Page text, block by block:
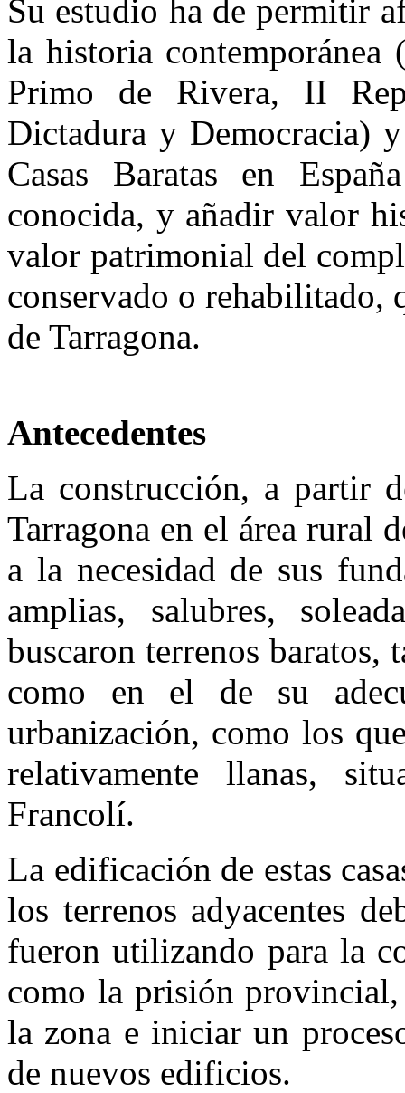
Su estudio ha de permitir
la historia
Primo de Rivera, II
Dictadura y Democracia)
Casas Baratas en
conocida, y añadir valor
valor patrimonial del
conservado o rehabilitado,
de Tarragona.
Antecedentes
La construcción, a partir
Tarragona en el área rural
a la necesidad de sus
amplias, salubres,
buscaron terrenos baratos,
como en el de su
urbanización, como los
relativamente llanas,
Francolí.
La edificación de estas
los terrenos adyacentes
fueron utilizando para la
como la prisión
la zona e iniciar un
de nuevos edificios.